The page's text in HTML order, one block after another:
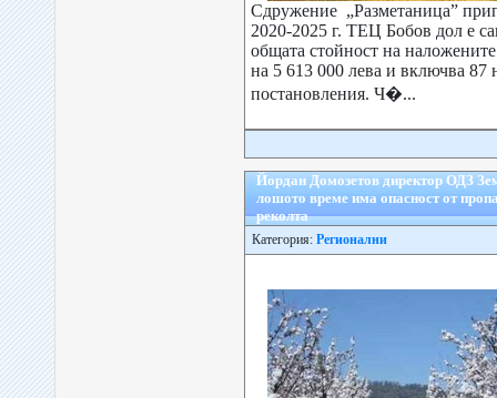
Сдружение „Разметаница”
2020-2025 г. ТЕЦ Бобов дол е
общата стойност на
на 5 613 000 лева и включва 87
постановления. Ч�...
Йордан Домозетов директор ОДЗ
лошото време има опасност от
реколта
Категория: Регионални